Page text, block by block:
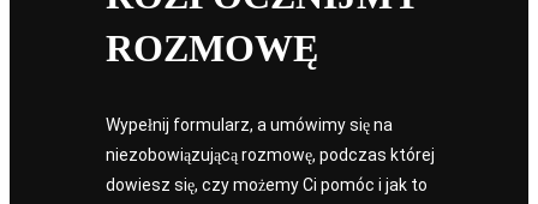
ROZMOWĘ
Wypełnij formularz, a umówimy się na
niezobowiązującą rozmowę, podczas której
dowiesz się, czy możemy Ci pomóc i jak to